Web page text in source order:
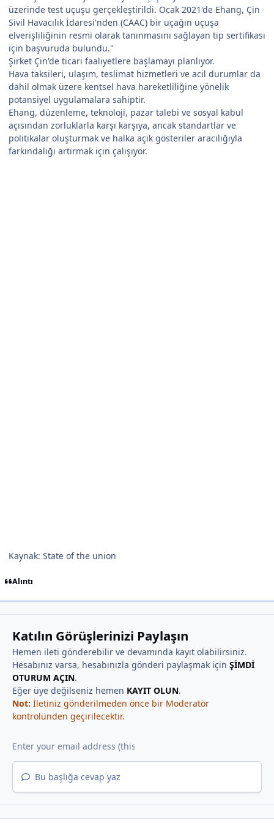
üzerinde test uçuşu gerçekleştirildi. Ocak 2021'de Ehang, Çin
Sivil Havacılık İdaresi'nden (CAAC) bir uçağın uçuşa
elverişliliğinin resmi olarak tanınmasını sağlayan tip sertifikası
için başvuruda bulundu."
Şirket Çin'de ticari faaliyetlere başlamayı planlıyor.
Hava taksileri, ulaşım, teslimat hizmetleri ve acil durumlar da
dahil olmak üzere kentsel hava hareketliliğine yönelik
potansiyel uygulamalara sahiptir.
Ehang, düzenleme, teknoloji, pazar talebi ve sosyal kabul
açısından zorluklarla karşı karşıya, ancak standartlar ve
politikalar oluşturmak ve halka açık gösteriler aracılığıyla
farkındalığı artırmak için çalışıyor.
Kaynak: State of the union
Alıntı
Katılın Görüşlerinizi Paylaşın
Hemen ileti gönderebilir ve devamında kayıt olabilirsiniz.
Hesabınız varsa, hesabınızla gönderi paylaşmak için ŞİMDİ
OTURUM AÇIN.
Eğer üye değilseniz hemen KAYIT OLUN.
Not: İletiniz gönderilmeden önce bir Moderatör
kontrolünden geçirilecektir.
Bu başlığa cevap yaz